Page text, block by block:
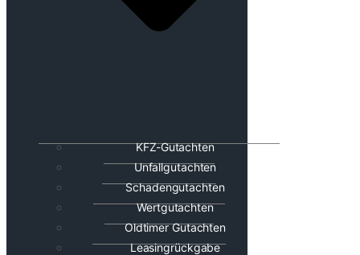
KFZ-Gutachten
Unfallgutachten
Schadengutachten
Wertgutachten
Oldtimer Gutachten
Leasingrückgabe